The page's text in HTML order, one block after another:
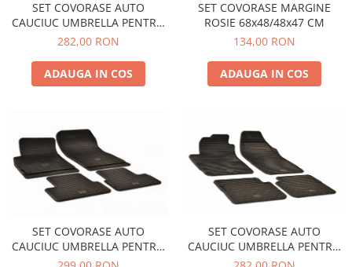
Schimbatoare Viteze
Accesorii Auto
Accesorii Auto Exterior
Husa Auto / Prelata Auto
Accesorii Interior Auto
Inchidere Centralizata
Huse Auto
Husa Volan
Tavite Portbagaj Dedicate
SET COVORASE AUTO
CAUCIUC UMBRELLA PENTRU
VW POLO V (6R / 6C / 61) 2009-
282,00 RON
ADAUGA IN COS
SET COVORASE MARGINE
ROSIE 68x48/48x47 CM
134,00 RON
ADAUGA IN COS
SET COVORASE AUTO
CAUCIUC UMBRELLA PENTRU
OPEL ASTRA J (2009-2015)
SET COVORASE AUTO
CAUCIUC UMBRELLA PENTRU
FIAT BRAVO (2007-2014) STILO